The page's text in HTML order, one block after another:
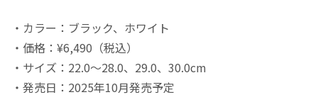
・カラー：ブラック、ホワイト
・価格：¥6,490（税込）
・サイズ：22.0～28.0、29.0、30.0cm
・発売日：2025年10月発売予定